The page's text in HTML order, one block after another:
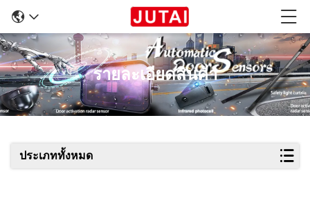
รายละเอียดสินค้า
ประเภททั้งหมด